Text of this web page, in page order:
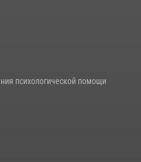
безопасность Всероссийского
психологической помощи